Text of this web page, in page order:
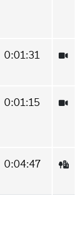
0:01:31
0:01:15
0:04:47